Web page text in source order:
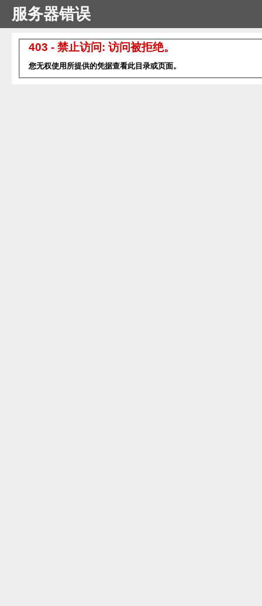
服务器错误
403 - 禁止访问: 访问被拒绝。
您无权使用所提供的凭据查看此目录或页面。